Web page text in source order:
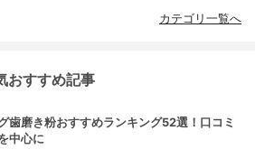
カテゴリ一覧へ
おすすめ記事
歯磨き粉おすすめランキング52選！口コミ
中心に